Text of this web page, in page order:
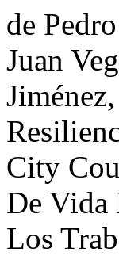
de
Juan
City
De Vida
Los